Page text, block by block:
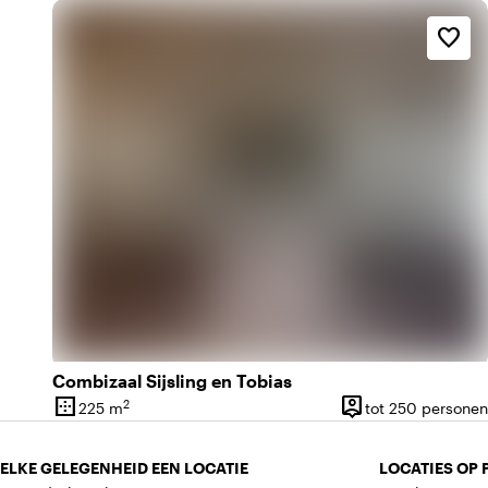
Combizaal Sijsling en Tobias
border_outer
Oppervlakte
225 m2 person_pin
Capaciteit
tot 250 personen
favorite_border
ELKE GELEGENHEID EEN LOCATIE
LOCATIES OP